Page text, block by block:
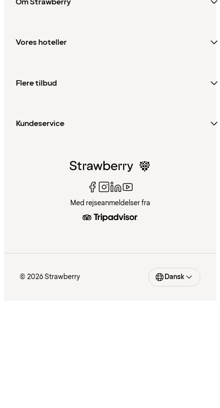
Vores hoteller
Flere tilbud
Kundeservice
Med rejseanmeldelser fra
© 2026 Strawberry Dansk